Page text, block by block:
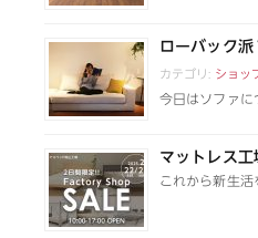
ローバック
カテゴリ: ショッ
今日はソファに
マットレス
これから新生